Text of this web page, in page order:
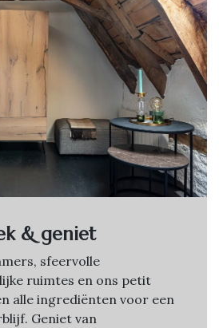
& geniet
sfeervolle
ruimtes en ons petit
alle ingrediënten voor een
Geniet van